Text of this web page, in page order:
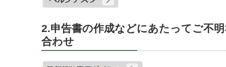
2.申告書の作成などにあたってご不
合わせ